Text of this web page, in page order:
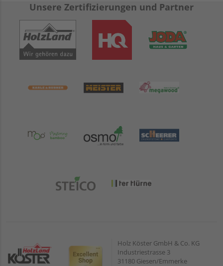
Unsere Zertifizierungen und Partner
Holz Köster GmbH & Co. KG
Industriestrasse 3
31180 Giesen/Emmerke